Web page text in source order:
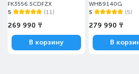
FK3556.5CDFZX
5
(11)
269 990 ₸
В корзину
WHB9140G
5
(5)
279 990 ₸
В